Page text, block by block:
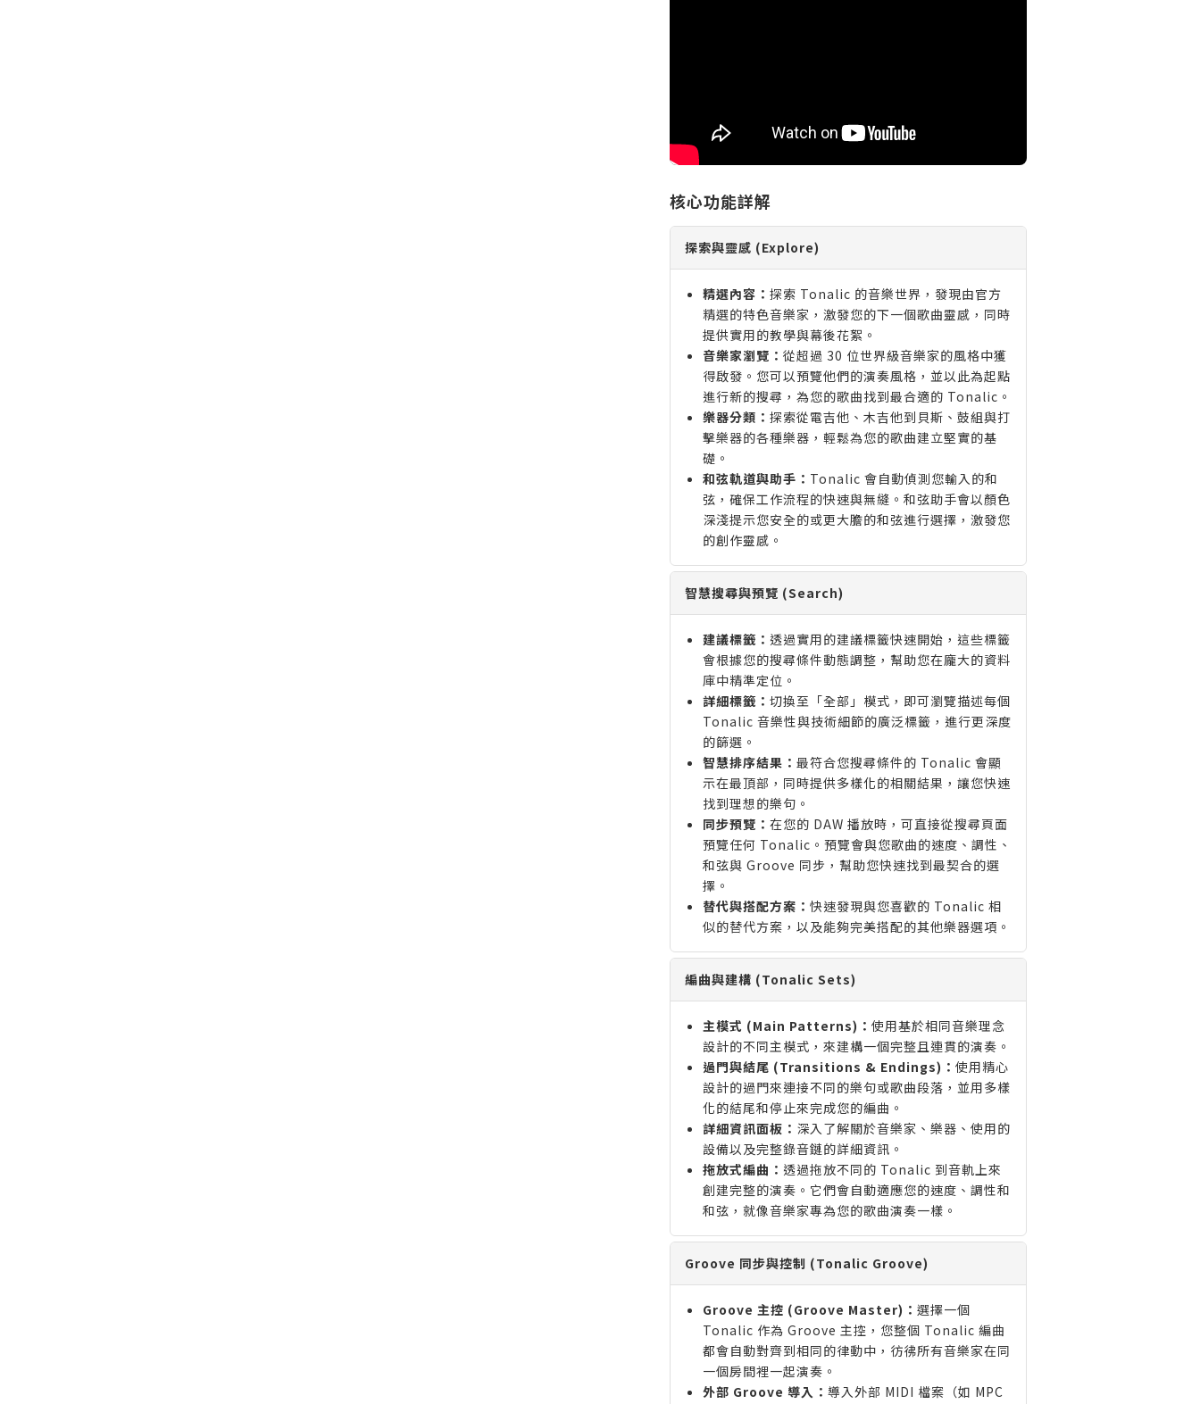
核心功能詳解
探索與靈感 (Explore)
精選內容： 探索 Tonalic 的音樂世界，發現由官方
精選的特色音樂家，激發您的下一個歌曲靈感，同時
提供實用的教學與幕後花絮。
音樂家瀏覽： 從超過 30 位世界級音樂家的風格中獲
得啟發。您可以預覽他們的演奏風格，並以此為起點
進行新的搜尋，為您的歌曲找到最合適的 Tonalic。
樂器分類： 探索從電吉他、木吉他到貝斯、鼓組與打
擊樂器的各種樂器，輕鬆為您的歌曲建立堅實的基
礎。
和弦軌道與助手： Tonalic 會自動偵測您輸入的和
弦，確保工作流程的快速與無縫。和弦助手會以顏色
深淺提示您安全的或更大膽的和弦進行選擇，激發您
的創作靈感。
智慧搜尋與預覽 (Search)
建議標籤： 透過實用的建議標籤快速開始，這些標籤
會根據您的搜尋條件動態調整，幫助您在龐大的資料
庫中精準定位。
詳細標籤： 切換至「全部」模式，即可瀏覽描述每個
Tonalic 音樂性與技術細節的廣泛標籤，進行更深度
的篩選。
智慧排序結果： 最符合您搜尋條件的 Tonalic 會顯
示在最頂部，同時提供多樣化的相關結果，讓您快速
找到理想的樂句。
同步預覽： 在您的 DAW 播放時，可直接從搜尋頁面
預覽任何 Tonalic。預覽會與您歌曲的速度、調性、
和弦與 Groove 同步，幫助您快速找到最契合的選
擇。
替代與搭配方案： 快速發現與您喜歡的 Tonalic 相
似的替代方案，以及能夠完美搭配的其他樂器選項。
編曲與建構 (Tonalic Sets)
主模式 (Main Patterns)： 使用基於相同音樂理念
設計的不同主模式，來建構一個完整且連貫的演奏。
過門與結尾 (Transitions & Endings)： 使用精心
設計的過門來連接不同的樂句或歌曲段落，並用多樣
化的結尾和停止來完成您的編曲。
詳細資訊面板： 深入了解關於音樂家、樂器、使用的
設備以及完整錄音鏈的詳細資訊。
拖放式編曲： 透過拖放不同的 Tonalic 到音軌上來
創建完整的演奏。它們會自動適應您的速度、調性和
和弦，就像音樂家專為您的歌曲演奏一樣。
Groove 同步與控制 (Tonalic Groove)
Groove 主控 (Groove Master)： 選擇一個
Tonalic 作為 Groove 主控，您整個 Tonalic 編曲
都會自動對齊到相同的律動中，彷彿所有音樂家在同
一個房間裡一起演奏。
外部 Groove 導入： 導入外部 MIDI 檔案（如 MPC